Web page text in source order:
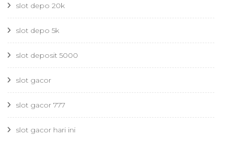
slot depo 20k
slot depo 5k
slot deposit 5000
slot gacor
slot gacor 777
slot gacor hari ini